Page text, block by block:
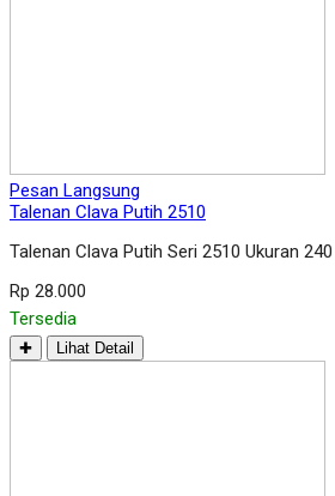
Pesan Langsung
Talenan Clava Putih 2510
Talenan Clava Putih Seri 2510 Ukuran
Rp 28.000
Tersedia
✚ Lihat Detail